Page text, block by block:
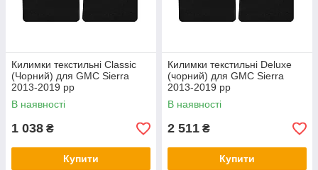
Килимки текстильні Classic
(Чорний) для GMC Sierra
2013-2019 рр
В наявності
1 038 ₴
Купити
Килимки текстильні Deluxe
(чорний) для GMC Sierra
2013-2019 рр
В наявності
2 511 ₴
Купити